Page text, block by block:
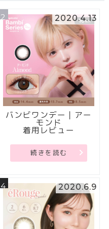
2 2020.4.13
バンビワンデー｜アー
モンド
着用レビュー
続きを読む
4 2020.6.9